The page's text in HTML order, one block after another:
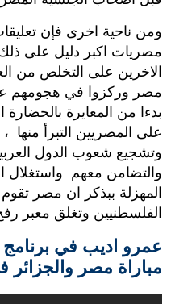
ومن ناحية اخرى فإن
مصريات اكبر دليل على ذلك
الاخرين على التخلص من
مصر وركزوا في هجومهم
بدءا من المعايرة
على المصريين التبرأ منها
وتشجيع شعوب الدول
والتضامن معهم واستغلال
المهزلة ببذكر ان مصر
الفلسطنيين وتغلق معبر
عمرو اديب في برنامج
مباراة مصر والجزائر